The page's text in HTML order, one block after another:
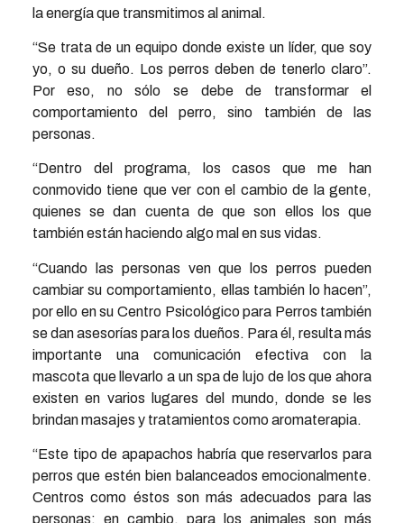
la energía que transmitimos al animal.
“Se trata de un equipo donde existe un líder, que soy
yo, o su dueño. Los perros deben de tenerlo claro”.
Por eso, no sólo se debe de transformar el
comportamiento del perro, sino también de las
personas.
“Dentro del programa, los casos que me han
conmovido tiene que ver con el cambio de la gente,
quienes se dan cuenta de que son ellos los que
también están haciendo algo mal en sus vidas.
“Cuando las personas ven que los perros pueden
cambiar su comportamiento, ellas también lo hacen”,
por ello en su Centro Psicológico para Perros también
se dan asesorías para los dueños. Para él, resulta más
importante una comunicación efectiva con la
mascota que llevarlo a un spa de lujo de los que ahora
existen en varios lugares del mundo, donde se les
brindan masajes y tratamientos como aromaterapia.
“Este tipo de apapachos habría que reservarlos para
perros que estén bien balanceados emocionalmente.
Centros como éstos son más adecuados para las
personas; en cambio, para los animales son más